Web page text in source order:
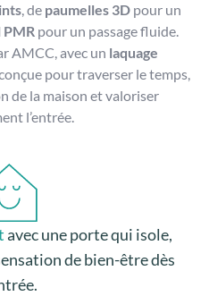
, de paumelles 3D pour un
PMRpour un passage fluide.
AMCC, avec un laquage
pour traverser le temps,
de la maison et valoriser
l’entrée.
avec une porte qui isole,
de bien-être dès